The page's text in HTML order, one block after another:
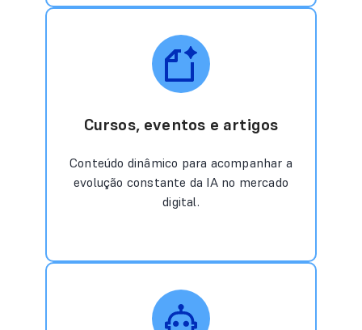
Cursos, eventos e artigos
Conteúdo dinâmico para acompanhar a
evolução constante da IA no mercado
digital.